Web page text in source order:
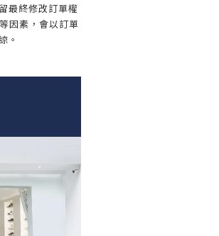
最終修改訂單權
因素，會以訂單
。